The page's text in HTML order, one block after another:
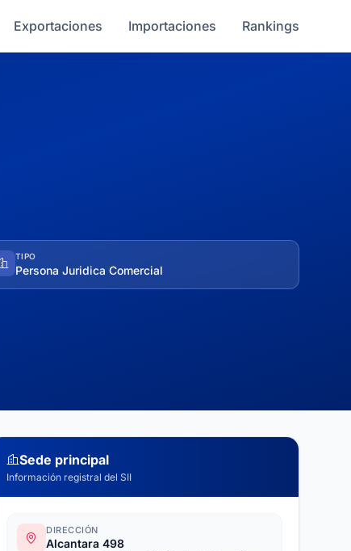
Exportaciones Importaciones Rankings
TIPO
Persona Juridica Comercial
Sede principal
Información registral del SII
DIRECCIÓN
Alcantara 498